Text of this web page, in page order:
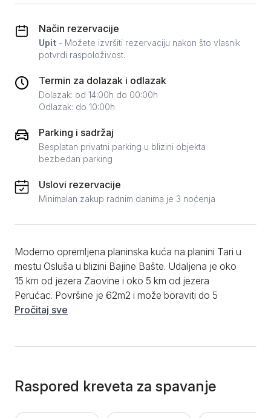
Način rezervacije
Upit - Možete izvršiti rezervaciju nakon što vlasnik
potvrdi raspoloživost.
Termin za dolazak i odlazak
Dolazak: od 14:00h do 00:00h
Odlazak: do 10:00h
Parking i sadržaj
Besplatan privatni parking u blizini objekta
bezbedan parking
Uslovi rezervacije
Minimalan zakup radnim danima je 3 noćenja
Moderno opremljena planinska kuća na planini Tari u
mestu Osluša u blizini Bajine Bašte. Udaljena je oko
15 km od jezera Zaovine i oko 5 km od jezera
Perućac. Površine je 62m2 i može boraviti do 5
osoba. Kućica poseduje dnevni boravak sa kaučom
pogledom na planinu na kojoj gosti mogu uživati
tokom svog boravka. Od dodatnih pogodnosti je
gostima na raspolaganju zabavni sadržaj za decu
Pročitaj sve
Raspored kreveta za spavanje